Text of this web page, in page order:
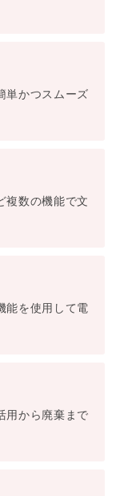
単かつスムーズ
複数の機能で文
能を使用して電
用から廃棄まで